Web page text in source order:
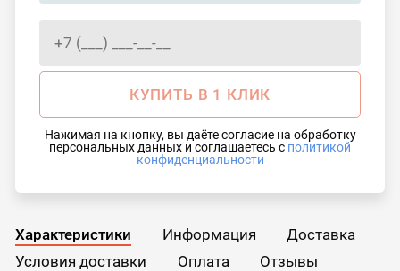
КУПИТЬ В 1 КЛИК
Нажимая на кнопку, вы даёте согласие на обработку
персональных данных и соглашаетесь с политикой
конфиденциальности
Характеристики Информация
Доставка
Условия доставки
Оплата Отзывы